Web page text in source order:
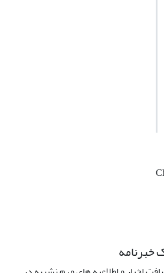
خبرنامه